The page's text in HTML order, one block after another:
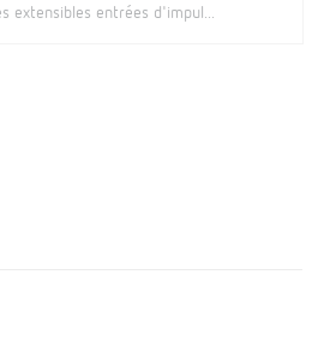
extensibles entrées d'impul...